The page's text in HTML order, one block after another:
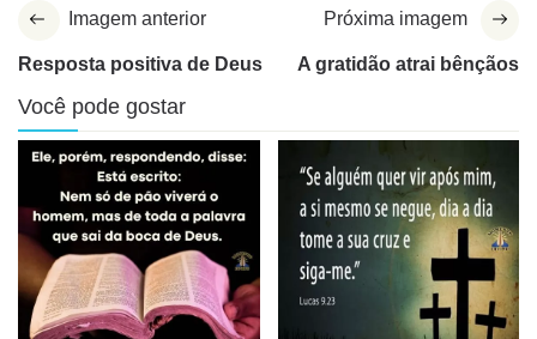
Imagem anterior
Resposta positiva de Deus
Próxima imagem
A gratidão atrai bênçãos
Você pode gostar